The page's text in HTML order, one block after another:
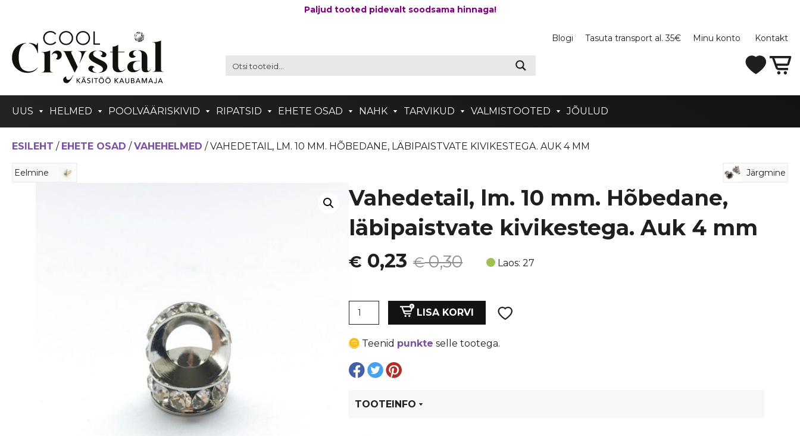
Paljud tooted pidevalt soodsama hinnaga!
Blogi Tasuta transport al. 35€ Minu konto Kontakt
UUS HELMED POOLVÄÄRISKIVID RIPATSID EHETE OSAD NAHK TARVIKUD VALMISTOOTED JÕULUD
ESILEHT / EHETE OSAD /VAHEHELMED / VAHEDETAIL, LM. 10 MM. HÕBEDANE, LÄBIPAISTVATE KIVIKESTEGA. AUK 4 MM
Eelmine Järgmine
Vahedetail, lm. 10 mm. Hõbedane,
läbipaistvate kivikestega. Auk 4 mm
€0,30
Algne
oli:
€ 0,30.
€ 0,23
Current
is:
€ 0,23.
Laos: 27
Vahedetail,
mm.
Hõbedane,
läbipaistvate
Auk
LISA KORVI
Teenid punkte selle tootega.
TOOTEINFO